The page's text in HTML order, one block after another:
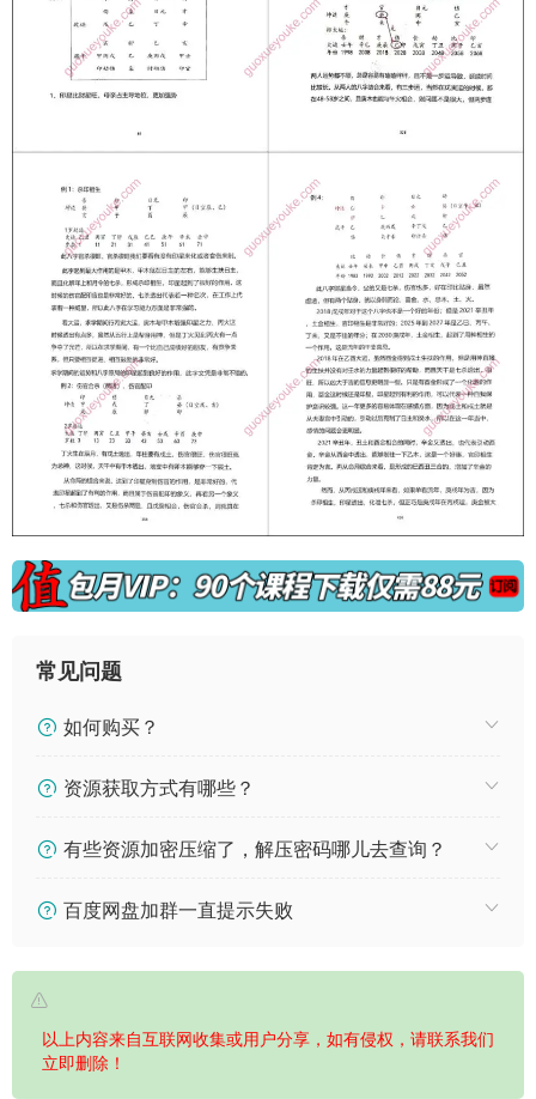
常见问题
如何购买？
资源获取方式有哪些？
有些资源加密压缩了，解压密码哪儿去查询？
百度网盘加群一直提示失败
以上内容来自互联网收集或用户分享，如有侵权，请联系我们
立即删除！